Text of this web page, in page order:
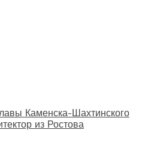
Каменска-Шахтинского
из Ростова